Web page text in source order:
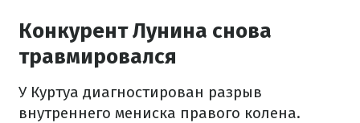
Конкурент Лунина снова
травмировался
У Куртуа диагностирован разрыв
внутреннего мениска правого колена.